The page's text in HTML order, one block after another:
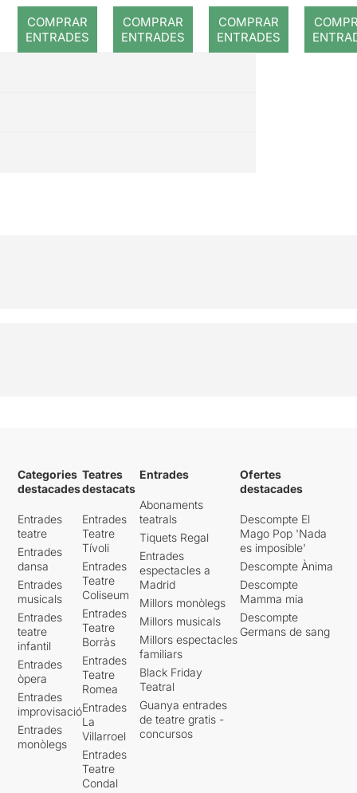
COMPRAR
ENTRADES
COMPRAR
ENTRADES
COMPRAR
ENTRADES
Categories
destacades
Entrades
teatre
Entrades
dansa
Entrades
musicals
Entrades
teatre
infantil
Entrades
òpera
Entrades
improvisació
Entrades
monòlegs
Teatres
destacats
Entrades
Teatre
Tívoli
Entrades
Teatre
Coliseum
Entrades
Teatre
Borràs
Entrades
Teatre
Romea
Entrades
La
Villarroel
Entrades
Teatre
Condal
Entrades
Abonaments
teatrals
Tiquets Regal
Entrades
espectacles a
Madrid
Millors monòlegs
Millors musicals
Millors espectacles
familiars
Black Friday
Teatral
Guanya entrades
de teatre gratis -
concursos
Ofertes
destacades
Descompte El
Mago Pop 'Nada
es imposible'
Descompte Ànima
Descompte
Mamma mia
Descompte
Germans de sang